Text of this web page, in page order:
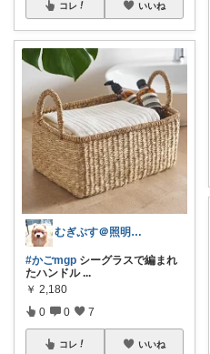
コレ いいね
むぎぷす＠照明とインテリアと北欧食器
#かごmgp シーグラスで編まれ
たハンドル ...
￥ 2,180
0 0 7
コレ いいね